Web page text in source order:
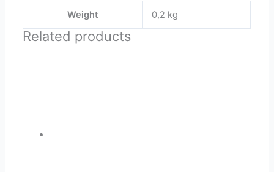
Weight
0,2 kg
Related products